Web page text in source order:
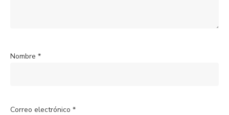
Nombre *
Correo electrónico *